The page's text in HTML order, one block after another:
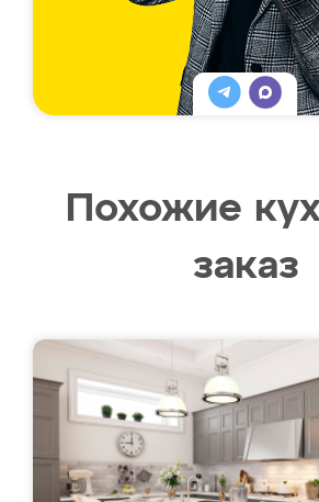
Похожие
заказ